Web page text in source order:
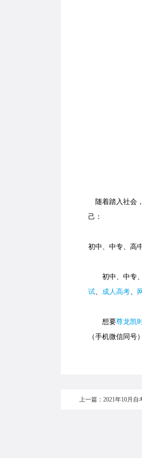
随着踏入社会
己：
初中、中专、高
初中、中专、
试、 成人高考、
想要尊龙凯
（手机微信同号
上一篇：2021年10月自